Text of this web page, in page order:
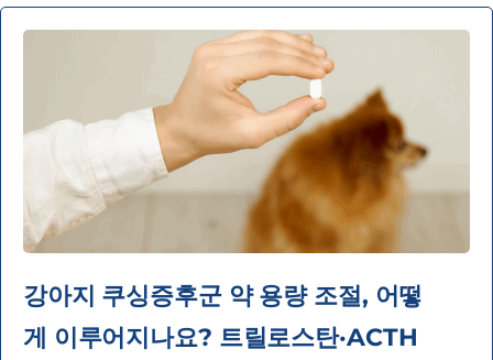
강아지 쿠싱증후군 약 용량 조절, 어떻
게 이루어지나요? 트릴로스탄·ACTH